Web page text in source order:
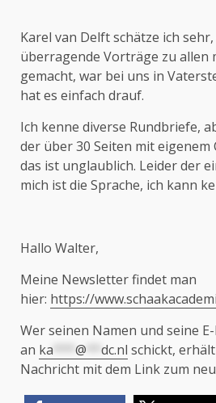
Karel van Delft schätze ich
überragende Vorträge zu allen
gemacht, war bei uns in
hat es einfach drauf.
Ich kenne diverse Rundbriefe,
der über 30 Seiten mit
das ist unglaublich. Leider der
mich ist die Sprache, ich kann
Hallo Walter,
Meine Newsletter findet man
hier: https://
Wer seinen Namen und seine
an ka @ dc.nl schickt,
Nachricht mit dem Link zum